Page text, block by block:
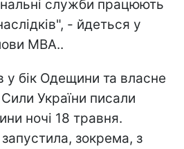
служби працюють
- йдеться у
МВА..
у бік Одещини та власне
України писали
ночі 18 травня.
зокрема, з